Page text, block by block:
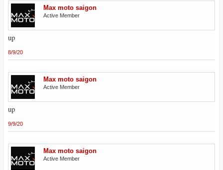
Max moto saigon
Active Member
up
8/9/20
Max moto saigon
Active Member
up
9/9/20
Max moto saigon
Active Member